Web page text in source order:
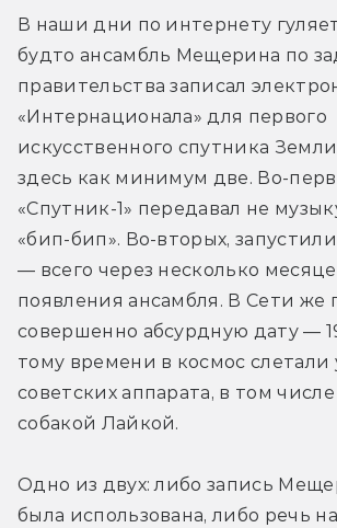
В наши дни по интернету
будто ансамбль Мещерина по
правительства записал
«Интернационала» для первого
искусственного спутника
здесь как минимум две. Во-
«Спутник-1» передавал не
«бип-бип». Во-вторых, запустили
— всего через несколько
появления ансамбля. В Сети же
совершенно абсурдную дату —
тому времени в космос слетали
советских аппарата, в том
собакой Лайкой.
Одно из двух: либо запись
была использована, либо речь